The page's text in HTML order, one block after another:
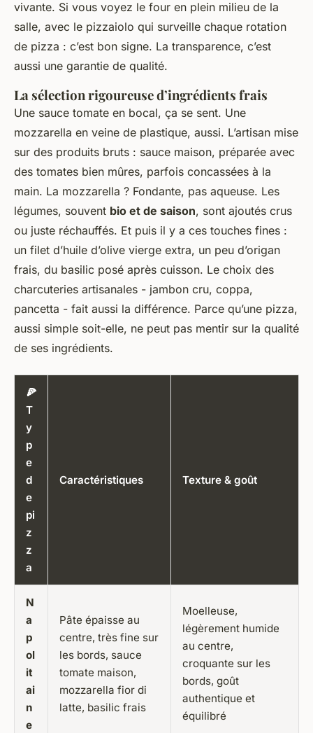
vivante. Si vous voyez le four en plein milieu de la
salle, avec le pizzaiolo qui surveille chaque rotation
de pizza : c’est bon signe. La transparence, c’est
aussi une garantie de qualité.
La sélection rigoureuse d’ingrédients frais
Une sauce tomate en bocal, ça se sent. Une
mozzarella en veine de plastique, aussi. L’artisan mise
sur des produits bruts : sauce maison, préparée avec
des tomates bien mûres, parfois concassées à la
main. La mozzarella ? Fondante, pas aqueuse. Les
légumes, souvent bio et de saison, sont ajoutés crus
ou juste réchauffés. Et puis il y a ces touches fines :
un filet d’huile d’olive vierge extra, un peu d’origan
frais, du basilic posé après cuisson. Le choix des
charcuteries artisanales - jambon cru, coppa,
pancetta - fait aussi la différence. Parce qu’une pizza,
aussi simple soit-elle, ne peut pas mentir sur la qualité
de ses ingrédients.
🍕
T
y
p
e
d
e
pi
z
z
a
Caractéristiques Texture & goût
N
a
p
ol
it
ai
n
e
Pâte épaisse au
centre, très fine sur
les bords, sauce
tomate maison,
mozzarella fior di
latte, basilic frais
Moelleuse,
légèrement humide
au centre,
croquante sur les
bords, goût
authentique et
équilibré